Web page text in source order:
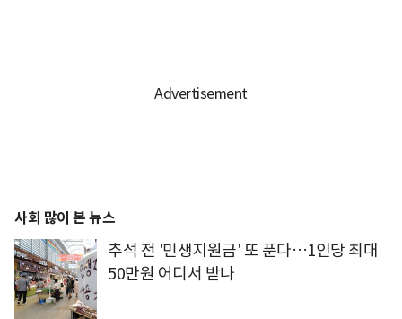
사회 많이 본 뉴스
추석 전 '민생지원금' 또 푼다…1인당 최대
50만원 어디서 받나